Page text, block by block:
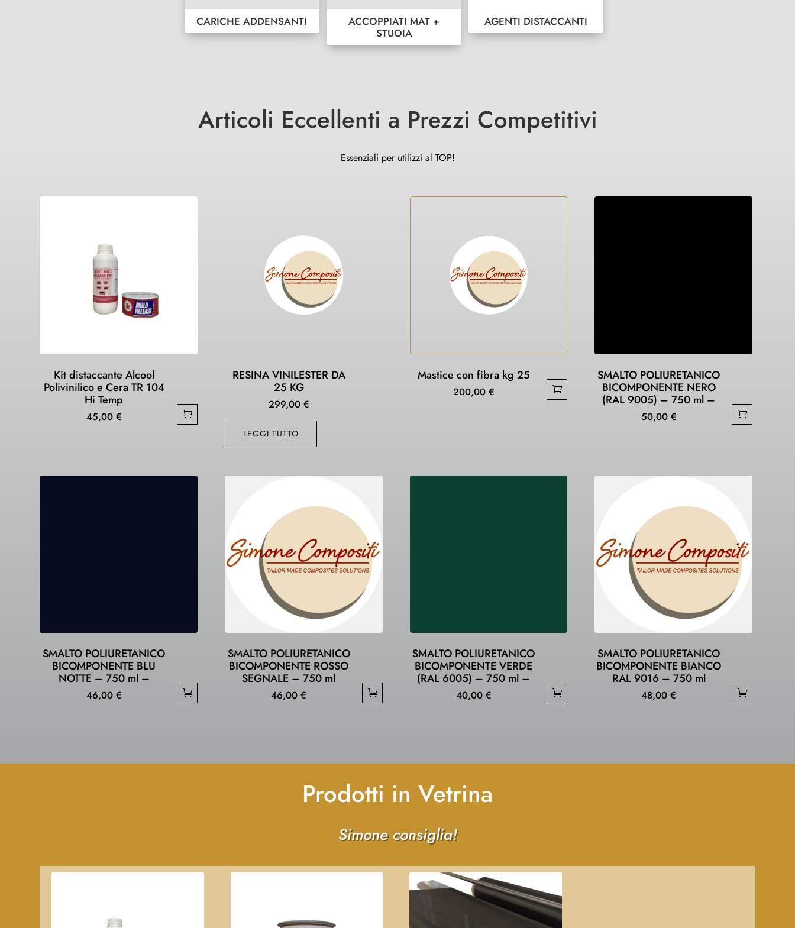
CARICHE ADDENSANTI
ACCOPPIATI MAT +
STUOIA
AGENTI DISTACCANTI
Articoli Eccellenti a Prezzi Competitivi
Essenziali per utilizzi al TOP!
Kit distaccante Alcool
Polivinilico e Cera TR 104
Hi Temp
45,00 €
RESINA VINILESTER DA
25 KG
299,00 €
LEGGI TUTTO
Mastice con fibra kg 25
200,00 €
SMALTO POLIURETANICO
BICOMPONENTE NERO
(RAL 9005) – 750 ml –
50,00 €
SMALTO POLIURETANICO
BICOMPONENTE BLU
NOTTE – 750 ml –
46,00 €
SMALTO POLIURETANICO
BICOMPONENTE ROSSO
SEGNALE – 750 ml
46,00€
SMALTO POLIURETANICO
BICOMPONENTE VERDE
(RAL 6005) – 750 ml –
40,00 €
SMALTO POLIURETANICO
BICOMPONENTE BIANCO
RAL 9016 – 750 ml
48,00€
Prodotti in Vetrina
Simone consiglia!